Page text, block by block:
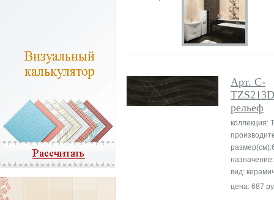
Арт. C-
рельеф
коллекция:
вид:
цена: 687